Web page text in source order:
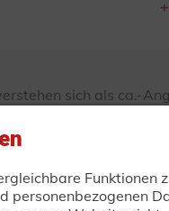
sich als ca.-
enthalten!
Funktionen
personenbezogenen